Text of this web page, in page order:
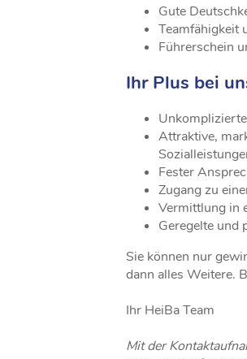
Gute
Teamfähigkeit
Führerschein
Ihr Plus bei
Attraktive,
Fester
Zugang zu
Vermittlung in
Geregelte und
Sie können nur
dann alles Weitere.
Ihr HeiBa Team
Mit der